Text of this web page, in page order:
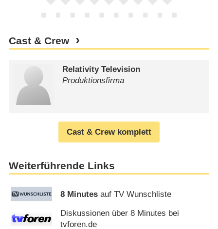
Cast & Crew
Relativity Television
Produktionsfirma
Cast & Crew komplett
Weiterführende Links
8 Minutes auf TV Wunschliste
Diskussionen über 8 Minutes bei
tvforen.de